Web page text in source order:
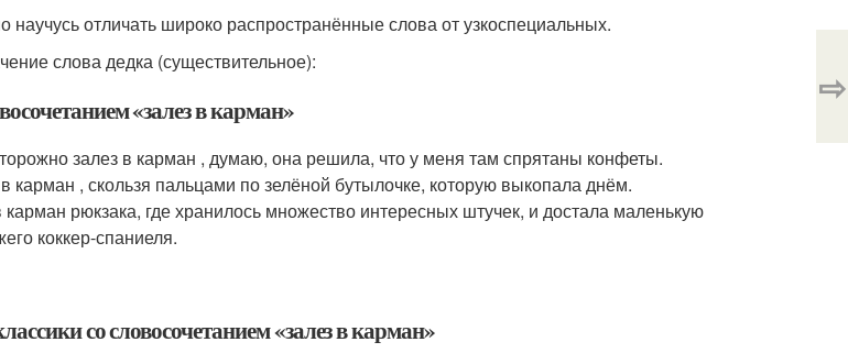
научусь отличать широко распространённые слова от узкоспециальных.
слова дедка (существительное):
«залез в карман»
залез в карман , думаю, она решила, что у меня там спрятаны конфеты.
карман , скользя пальцами по зелёной бутылочке, которую выкопала днём.
рюкзака, где хранилось множество интересных штучек, и достала маленькую
коккер-спаниеля.
со словосочетанием «залез в карман»
⇨